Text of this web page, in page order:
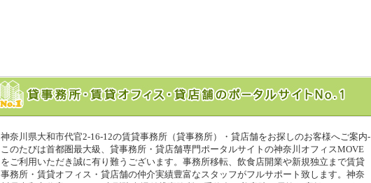
神奈川県大和市代官2-16-12の賃貸事務所（貸事務所）・貸店舗をお探しのお客様へご案内-
このたびは首都圏最大級、貸事務所・貸店舗専門ポータルサイトの神奈川オフィスMOVE
をご利用いただき誠に有り難うございます。事務所移転、飲食店開業や新規独立まで賃貸
事務所・賃貸オフィス・貸店舗の仲介実績豊富なスタッフがフルサポート致します。神奈